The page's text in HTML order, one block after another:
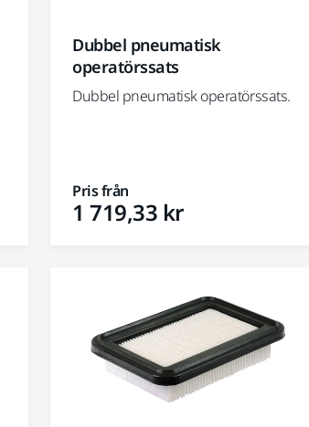
Dubbel pneumatisk
operatörssats
Dubbel pneumatisk operatörssats.
Pris från
1 719,33 kr